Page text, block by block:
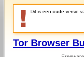
Dit is een oude versie
Tor Browser